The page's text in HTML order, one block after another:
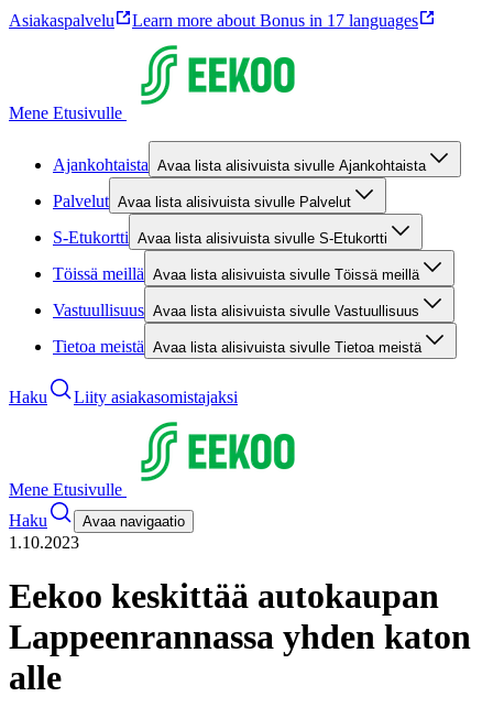
Asiakaspalvelu Learn more about Bonus in 17 languages
Mene Etusivulle
Ajankohtaista Avaa lista alisivuista sivulle Ajankohtaista
Palvelut Avaa lista alisivuista sivulle Palvelut
S-Etukortti Avaa lista alisivuista sivulle S-Etukortti
Töissä meillä Avaa lista alisivuista sivulle Töissä meillä
Vastuullisuus Avaa lista alisivuista sivulle Vastuullisuus
Tietoa meistä Avaa lista alisivuista sivulle Tietoa meistä
Haku Liity asiakasomistajaksi
Mene Etusivulle
Haku
Avaa navigaatio
1.10.2023
Eekoo keskittää autokaupan
Lappeenrannassa yhden katon
alle